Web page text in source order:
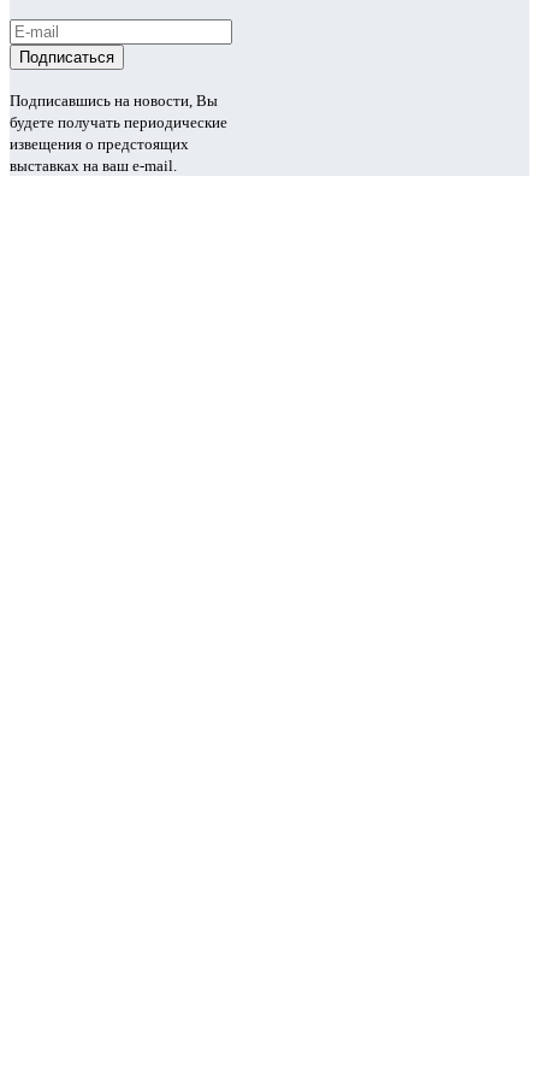
Подписавшись на новости, Вы
будете получать периодические
извещения о предстоящих
выставках на ваш e-mail.